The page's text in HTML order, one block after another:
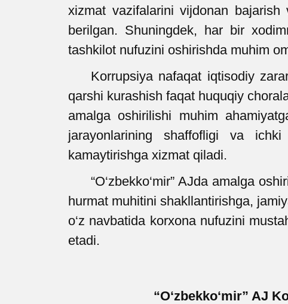
xizmat vazifalarini vijdonan
berilgan. Shuningdek, har bir
tashkilot nufuzini oshirishda muhim
Korrupsiya nafaqat iqtisodiy
qarshi kurashish faqat huquqiy
amalga oshirilishi muhim
jarayonlarining shaffofligi va
kamaytirishga xizmat qiladi.
“O‘zbekko‘mir” AJda amalga
hurmat muhitini shakllantirishga,
o‘z navbatida korxona nufuzini
etadi.
“O‘zbekko‘mir” AJ